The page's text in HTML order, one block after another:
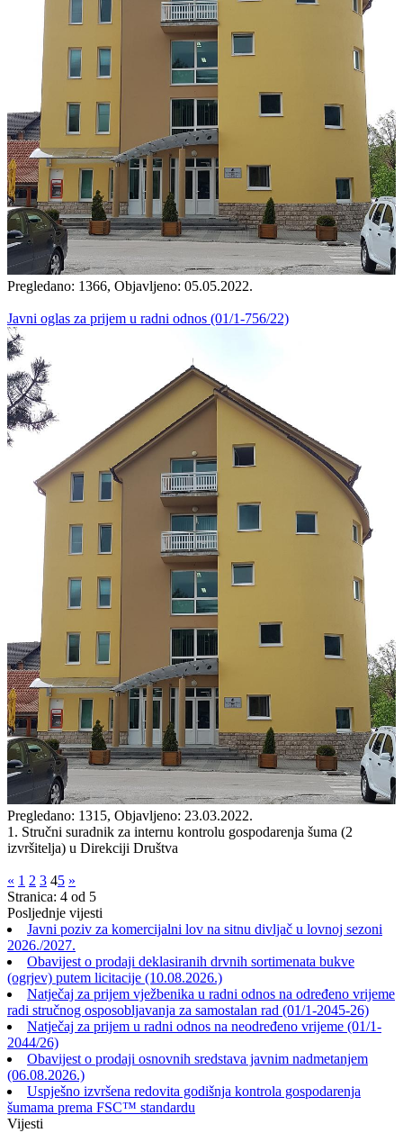
Pregledano: 1366, Objavljeno: 05.05.2022.
Javni oglas za prijem u radni odnos (01/1-756/22)
Pregledano: 1315, Objavljeno: 23.03.2022.
1. Stručni suradnik za internu kontrolu gospodarenja šuma (2
izvršitelja) u Direkciji Društva
« 1 2 3 45 »
Stranica: 4 od 5
Posljednje vijesti
Javni poziv za komercijalni lov na sitnu divljač u lovnoj sezoni
2026./2027.
Obavijest o prodaji deklasiranih drvnih sortimenata bukve
(ogrjev) putem licitacije (10.08.2026.)
Natječaj za prijem vježbenika u radni odnos na određeno vrijeme
radi stručnog osposobljavanja za samostalan rad (01/1-2045-26)
Natječaj za prijem u radni odnos na neodređeno vrijeme (01/1-
2044/26)
Obavijest o prodaji osnovnih sredstava javnim nadmetanjem
(06.08.2026.)
Uspješno izvršena redovita godišnja kontrola gospodarenja
šumama prema FSC™ standardu
Vijesti